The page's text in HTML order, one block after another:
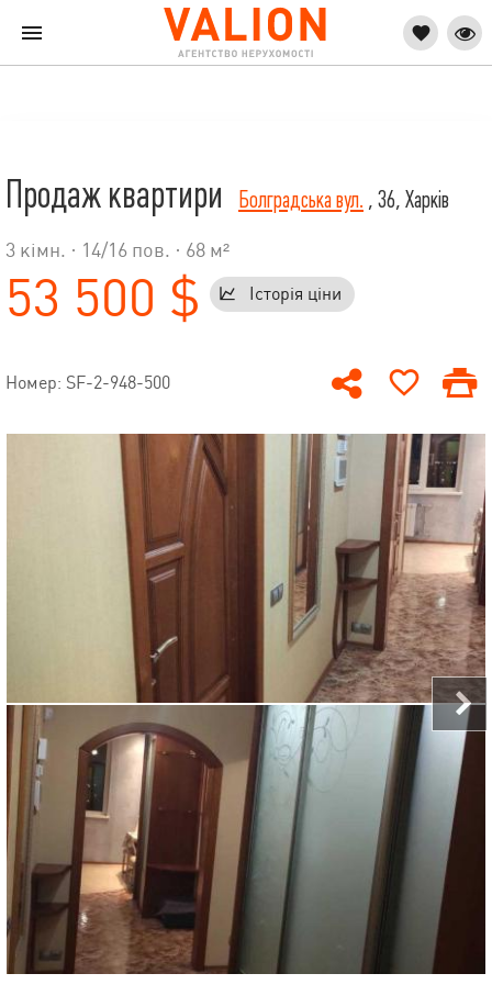
Продаж квартири Болградська вул. , 36, Харків
3 кімн. · 14/16 пов. · 68 м²
53 500 $ Історія ціни
Номер: SF-2-948-500